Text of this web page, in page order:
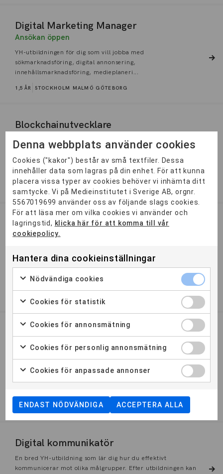
Digital Marketing Manager
Ansökan öppen
YH-utbildningen för dig som vill jobba med
sökmarknadsföring, digital annonsering,
innehållsmarknadsföring, medieplaneri...
1,5 ÅR STOCKHOLM MALMÖ GÖTEBORG
Blockchainutvecklare
En utbildning som lär dig utveckling och programmering av
blockkedjebaserade system, som är tekniken bakom digitala
valu...
Digital Analytics
Öppen
beslut och låter användarnas beteende stå i centrum för
spetskompetens inom det snabbt växande analysområdet.
Management inom hotell och
besöksnäringen
Vår systerskola Travel Education Centre erbjuder YH-
programmet - Management inom hotell och besöksnäringen.
1,5 ÅR STOCKHOLM
Digital kommunikatör
En bred YH-utbildning som lär dig hur du effektivt
kommunicerar mot olika målgrupper. Efter utbildningen kan
Denna webbplats använder cookies
Cookies ("kakor") består av små textfiler. Dessa
innehåller data som lagras på din enhet. För att kunna
placera vissa typer av cookies behöver vi inhämta ditt
samtycke. Vi på Medieinstitutet i Sverige AB, orgnr.
5567019699 använder oss av följande slags cookies.
För att läsa mer om vilka cookies vi använder och
lagringstid, klicka här för att komma till vår
cookiepolicy.
Hantera dina cookieinställningar
Nödvändiga cookies
Cookies för statistik
Cookies för annonsmätning
Cookies för personlig annonsmätning
Cookies för anpassade annonser
ENDAST NÖDVÄNDIGA ACCEPTERA ALLA